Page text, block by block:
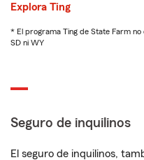
Explora Ting
* El programa Ting de State Farm no
SD ni WY
Seguro de inquilinos
El seguro de inquilinos,